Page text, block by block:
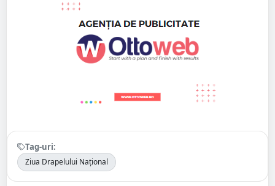
Tag-uri:
Ziua Drapelului Național